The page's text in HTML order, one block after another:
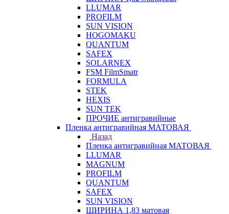
LLUMAR
PROFILM
SUN VISION
HOGOMAKU
QUANTUM
SAFEX
SOLARNEX
FSM FilmSmatr
FORMULA
STEK
HEXIS
SUN TEK
ПРОЧИЕ антигравийные
Пленка антигравийная МАТОВАЯ
Назад
Пленка антигравийная МАТОВАЯ
LLUMAR
MAGNUM
PROFILM
QUANTUM
SAFEX
SUN VISION
ШИРИНА 1,83 матовая